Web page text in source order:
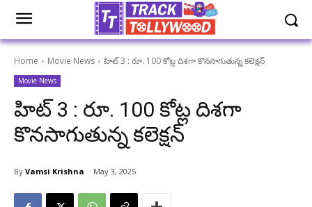
Home Movie News హిట్ 3 : రూ. 100 కోట్ల దిశగా కొనసాగుతున్న కలెక్షన్
Movie News
హిట్ 3 : రూ. 100 కోట్ల దిశగా
కొనసాగుతున్న కలెక్షన్
By Vamsi Krishna May 3, 2025